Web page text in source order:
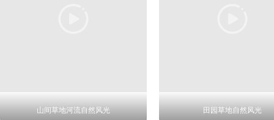
山间草地河流自然风光 田园草地自然风光